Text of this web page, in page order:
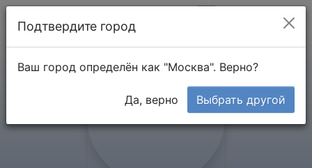
Подтвердите город
Ваш город определён как "Москва". Верно?
Да, верно Выбрать другой